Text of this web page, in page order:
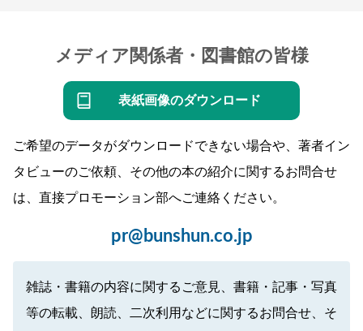
メディア関係者・図書館の皆様
表紙画像のダウンロード
ご希望のデータがダウンロードできない場合や、著者イン
タビューのご依頼、その他の本の紹介に関するお問合せ
は、直接プロモーション部へご連絡ください。
pr@bunshun.co.jp
雑誌・書籍の内容に関するご意見、書籍・記事・写真
等の転載、朗読、二次利用などに関するお問合せ、そ